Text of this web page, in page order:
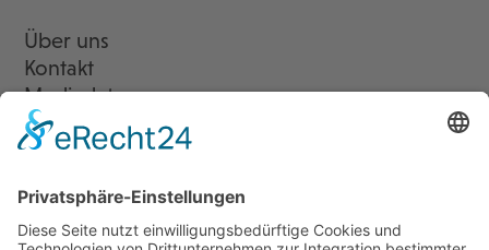
Über uns
Kontakt
Mediadaten
Newsletter
LogIn
Legal